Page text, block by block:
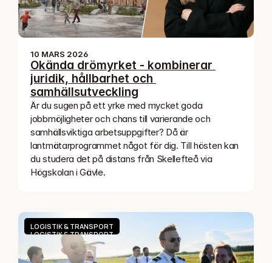
10 MARS 2026
Okända drömyrket - kombinerar
juridik, hållbarhet och
samhällsutveckling
Är du sugen på ett yrke med mycket goda
jobbmöjligheter och chans till varierande och
samhällsviktiga arbetsuppgifter? Då är
lantmätarprogrammet något för dig. Till hösten kan
du studera det på distans från Skellefteå via
Högskolan i Gävle.
LOGISTIK & TRANSPORT
LOGISTIK & TRANSPORT